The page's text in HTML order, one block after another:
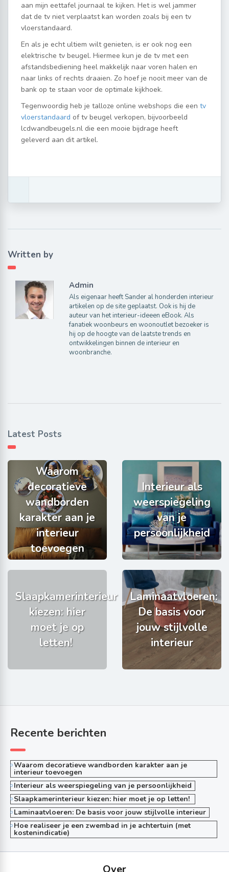
aan mijn eettafel journaal te kijken. Het is wel jammer
dat de tv niet verplaatst kan worden zoals bij een tv
vloerstandaard.
En als je echt ultiem wilt genieten, is er ook nog een
elektrische tv beugel. Hiermee kun je de tv met een
afstandsbediening heel makkelijk naar voren halen en
naar links of rechts draaien. Zo hoef je nooit meer van de
bank op te staan voor de optimale kijkhoek.
Tegenwoordig heb je talloze online webshops die een tv
vloerstandaard of tv beugel verkopen, bijvoorbeeld
lcdwandbeugels.nl die een mooie bijdrage heeft
geleverd aan dit artikel.
Written by
Admin
Als eigenaar heeft Sander al honderden interieur
artikelen op de site geplaatst. Ook is hij de
auteur van het interieur-ideeen eBook. Als
fanatiek woonbeurs en woonoutlet bezoeker is
hij op de hoogte van de laatste trends en
ontwikkelingen binnen de interieur en
woonbranche.
Latest Posts
Waarom
decoratieve
wandborden
karakter aan je
interieur
toevoegen
Interieur als
weerspiegeling
van je
persoonlijkheid
Slaapkamerinterieur
kiezen: hier
moet je op
letten!
Laminaatvloeren:
De basis voor
jouw stijlvolle
interieur
Recente berichten
Waarom decoratieve wandborden karakter aan je
interieur toevoegen
Interieur als weerspiegeling van je persoonlijkheid
Slaapkamerinterieur kiezen: hier moet je op letten!
Laminaatvloeren: De basis voor jouw stijlvolle interieur
Hoe realiseer je een zwembad in je achtertuin (met
kostenindicatie)
Over